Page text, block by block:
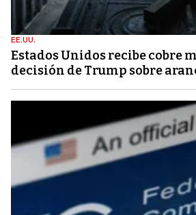
EE.UU.
Estados Unidos recibe cobre
decisión de Trump sobre